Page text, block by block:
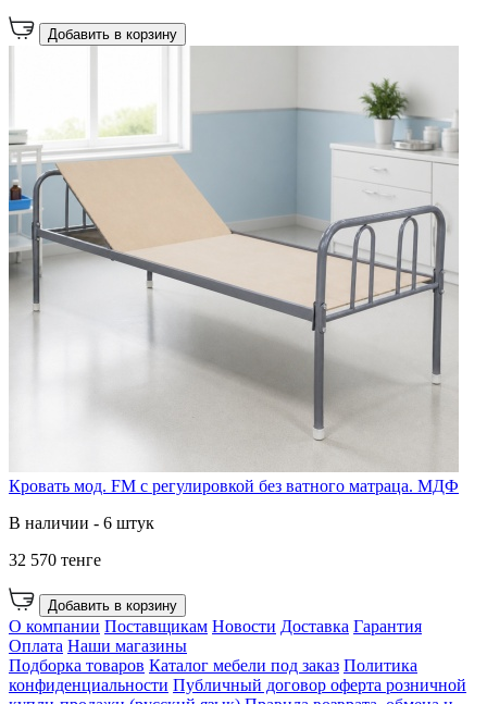
Добавить в корзину
Кровать мод. FM с регулировкой без ватного матраца. МДФ
В наличии - 6 штук
32 570 тенге
Добавить в корзину
О компании Поставщикам Новости Доставка Гарантия
Оплата Наши магазины
Подборка товаров Каталог мебели под заказ Политика
конфиденциальности Публичный договор оферта розничной